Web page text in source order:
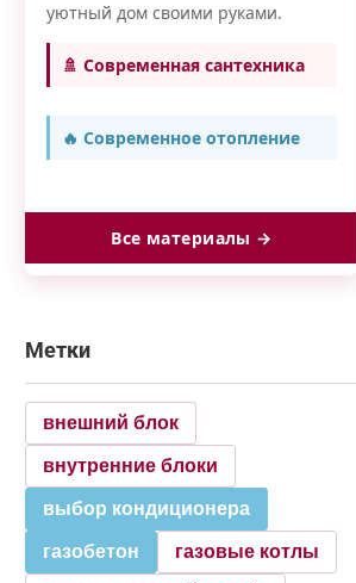
уютный дом своими руками.
🚿 Современная сантехника
🔥 Современное отопление
Все материалы →
Метки
внешний блок
внутренние блоки
выбор кондиционера
газобетон газовые котлы